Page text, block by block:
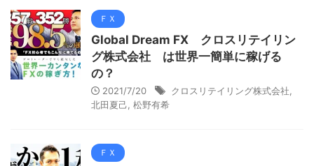
ＦＸ
Global Dream FX クロスリテイリン
グ株式会社 は世界一簡単に稼げる
の？
2021/7/20 クロスリテイリング株式会社
北田夏己 松野有希
ＦＸ